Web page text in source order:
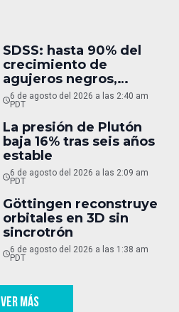
SDSS: hasta 90% del
crecimiento de
agujeros negros,
oculto
6 de agosto del 2026 a las 2:40 am
PDT
La presión de Plutón
baja 16% tras seis años
estable
6 de agosto del 2026 a las 2:09 am
PDT
Göttingen reconstruye
orbitales en 3D sin
sincrotrón
6 de agosto del 2026 a las 1:38 am
PDT
VER MÁS